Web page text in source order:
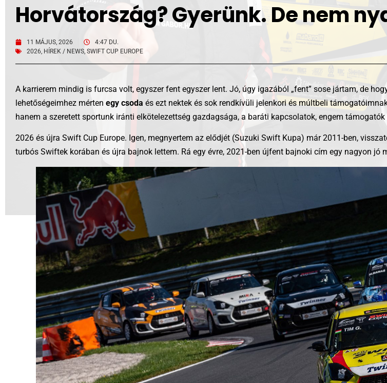
Horvátország? Gyerünk. De nem
11 MÁJUS, 2026
4:47 DU.
2026, HÍREK / NEWS, SWIFT CUP EUROPE
A karrierem mindig is furcsa volt, egyszer fent egyszer lent. Jó, úgy igazából „fent” sose jártam, de
lehetőségeimhez mérten egy csoda és ezt nektek és sok rendkívüli jelenkori és múltbeli
hanem a szeretett sportunk iránti elkötelezettség gazdagsága, a baráti kapcsolatok, engem
2026 és újra Swift Cup Europe. Igen, megnyertem az elődjét (Suzuki Swift Kupa) már 2011-ben,
turbós Swiftek korában és újra bajnok lettem. Rá egy évre, 2021-ben újfent bajnoki cím egy nagyon jó